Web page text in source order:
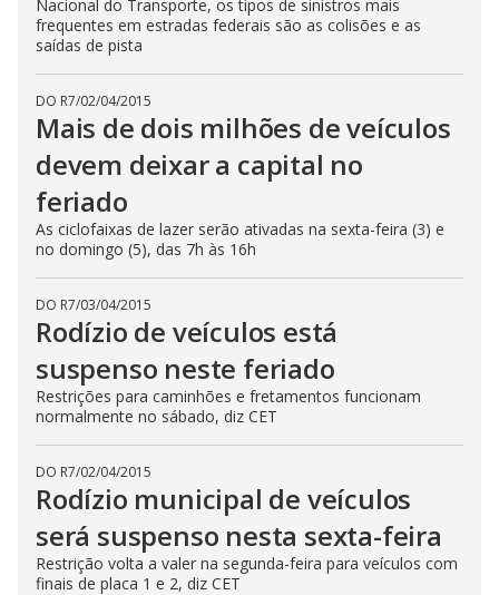
Nacional do Transporte, os tipos de sinistros mais
frequentes em estradas federais são as colisões e as
saídas de pista
DO R7/02/04/2015
Mais de dois milhões de veículos
devem deixar a capital no
feriado
As ciclofaixas de lazer serão ativadas na sexta-feira (3) e
no domingo (5), das 7h às 16h
DO R7/03/04/2015
Rodízio de veículos está
suspenso neste feriado
Restrições para caminhões e fretamentos funcionam
normalmente no sábado, diz CET
DO R7/02/04/2015
Rodízio municipal de veículos
será suspenso nesta sexta-feira
Restrição volta a valer na segunda-feira para veículos com
finais de placa 1 e 2, diz CET